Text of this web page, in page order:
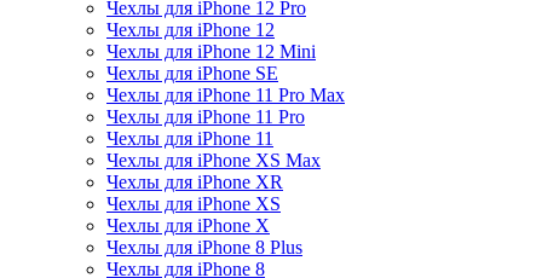
Чехлы для iPhone 12 Pro
Чехлы для iPhone 12
Чехлы для iPhone 12 Mini
Чехлы для iPhone SE
Чехлы для iPhone 11 Pro Max
Чехлы для iPhone 11 Pro
Чехлы для iPhone 11
Чехлы для iPhone XS Max
Чехлы для iPhone XR
Чехлы для iPhone XS
Чехлы для iPhone X
Чехлы для iPhone 8 Plus
Чехлы для iPhone 8